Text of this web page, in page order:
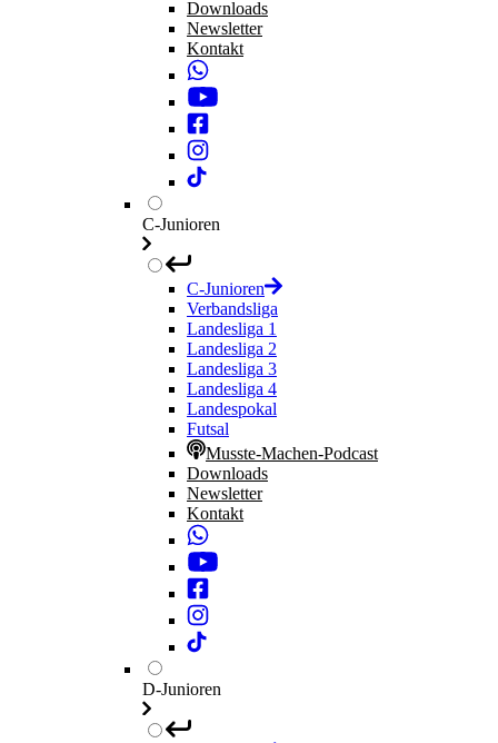
Downloads
Newsletter
Kontakt
C-Junioren
C-Junioren
Verbandsliga
Landesliga 1
Landesliga 2
Landesliga 3
Landesliga 4
Landespokal
Futsal
Musste-Machen-Podcast
Downloads
Newsletter
Kontakt
D-Junioren